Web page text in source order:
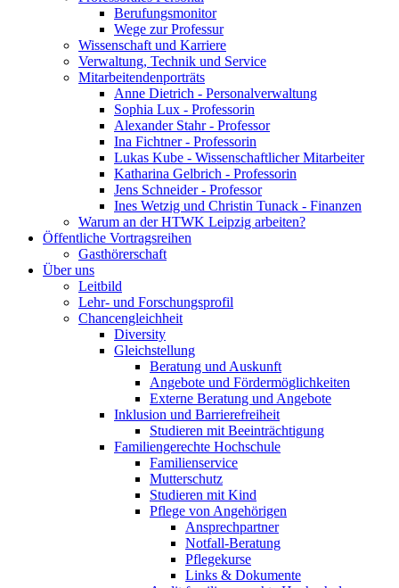
Berufungsmonitor
Wege zur Professur
Wissenschaft und Karriere
Verwaltung, Technik und Service
Mitarbeitendenporträts
Anne Dietrich - Personalverwaltung
Sophia Lux - Professorin
Alexander Stahr - Professor
Ina Fichtner - Professorin
Lukas Kube - Wissenschaftlicher Mitarbeiter
Katharina Gelbrich - Professorin
Jens Schneider - Professor
Ines Wetzig und Christin Tunack - Finanzen
Warum an der HTWK Leipzig arbeiten?
Öffentliche Vortragsreihen
Gasthörerschaft
Über uns
Leitbild
Lehr- und Forschungsprofil
Chancengleichheit
Diversity
Gleichstellung
Beratung und Auskunft
Angebote und Fördermöglichkeiten
Externe Beratung und Angebote
Inklusion und Barrierefreiheit
Studieren mit Beeinträchtigung
Familiengerechte Hochschule
Familienservice
Mutterschutz
Studieren mit Kind
Pflege von Angehörigen
Ansprechpartner
Notfall-Beratung
Pflegekurse
Links & Dokumente